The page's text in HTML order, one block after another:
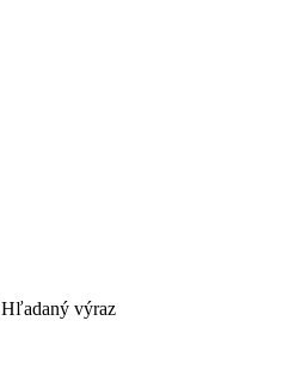
Hľadaný výraz